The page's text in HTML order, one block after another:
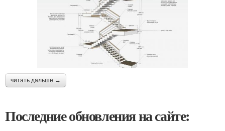
читать дальше →
Последние обновления на сайте: